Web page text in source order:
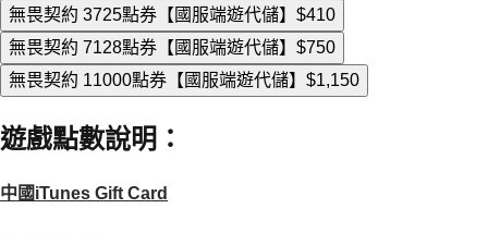
無畏契約 3725點券【國服端遊代儲】 $410
無畏契約 7128點券【國服端遊代儲】 $750
無畏契約 11000點券【國服端遊代儲】 $1,150
遊戲點數說明 ：
中國iTunes Gift Card